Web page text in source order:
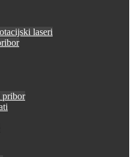
laseri
pribor